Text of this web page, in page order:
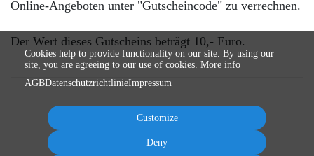
Online-Angeboten unter "Gutscheincode" zu verrechnen.
Der Wert dieses Gutscheins beträgt 10,- Euro.
Cookies help to provide functionality on our site. By using our
site, you are agreeing to our use of cookies. More info
AGBDatenschutzrichtlinieImpressum
Customize
Deny